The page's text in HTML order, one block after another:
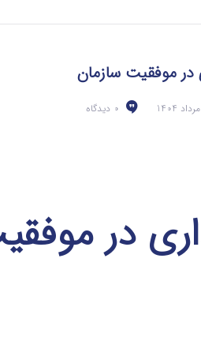
موفقیت سازمان
0 دیدگاه
در